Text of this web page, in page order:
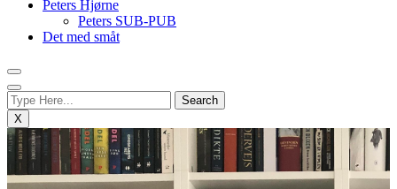
Peters Hjørne
Peters SUB-PUB
Det med småt
X